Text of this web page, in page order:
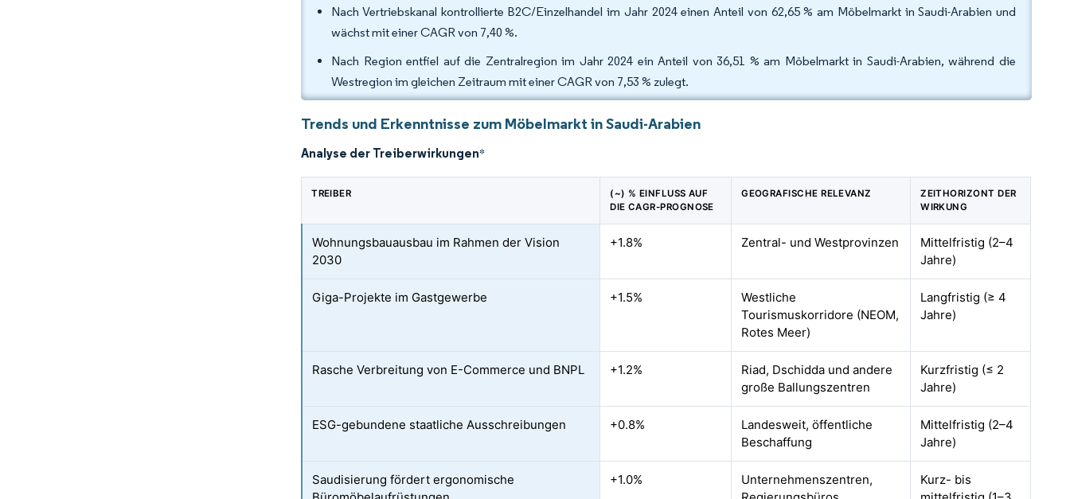
Nach Vertriebskanal kontrollierte B2C/Einzelhandel im Jahr 2024 einen Anteil von 62,65 % am Möbelmarkt in Saudi-Arabien und
wächst mit einer CAGR von 7,40 %.
Nach Region entfiel auf die Zentralregion im Jahr 2024 ein Anteil von 36,51 % am Möbelmarkt in Saudi-Arabien, während die
Westregion im gleichen Zeitraum mit einer CAGR von 7,53 % zulegt.
Trends und Erkenntnisse zum Möbelmarkt in Saudi-Arabien
Analyse der Treiberwirkungen*
TREIBER
(~) % EINFLUSS AUF
DIE CAGR-PROGNOSE
GEOGRAFISCHE RELEVANZ
ZEITHORIZONT DER
WIRKUNG
Wohnungsbauausbau im Rahmen der Vision
2030
+1.8% Zentral- und Westprovinzen
Mittelfristig (2–4
Jahre)
Giga-Projekte im Gastgewerbe +1.5%
Westliche
Tourismuskorridore (NEOM,
Rotes Meer)
Langfristig (≥ 4
Jahre)
Rasche Verbreitung von E-Commerce und BNPL +1.2%
Riad, Dschidda und andere
große Ballungszentren
Kurzfristig (≤ 2
Jahre)
ESG-gebundene staatliche Ausschreibungen +0.8%
Landesweit, öffentliche
Beschaffung
Mittelfristig (2–4
Jahre)
Saudisierung fördert ergonomische
+1.0%
Unternehmenszentren,
Kurz- bis